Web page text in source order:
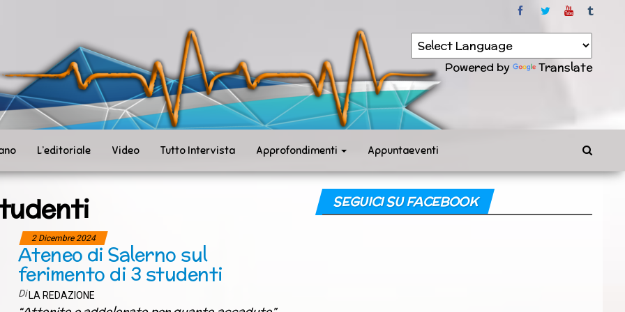
Powered by Translate
L’editoriale Video Tutto Intervista Approfondimenti Appuntaeventi
2 Dicembre 2024
Ateneo di Salerno sul
ferimento di 3 studenti
Di LA REDAZIONE
SEGUICI SU FACEBOOK